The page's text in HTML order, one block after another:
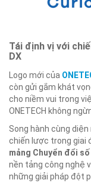
Tái định vị với
DX
Logo mới của
còn gửi gắm khát
cho niềm vui trong
ONETECH không
Song hành cùng
chiến lược trong giai
mảng Chuyển đổi
nền tảng công nghệ
những giải pháp đột